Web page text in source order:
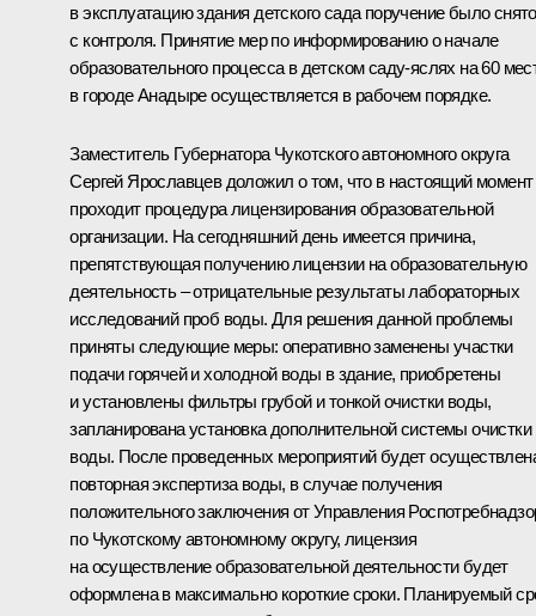
в эксплуатацию здания детского сада поручение было снято
с контроля. Принятие мер по информированию о начале
образовательного процесса в детском саду-яслях на 60
в городе Анадыре осуществляется в рабочем порядке.
Заместитель Губернатора Чукотского автономного округа
Сергей Ярославцев доложил о том, что в настоящий момент
проходит процедура лицензирования образовательной
организации. На сегодняшний день имеется причина,
препятствующая получению лицензии на образовательную
деятельность – отрицательные результаты лабораторных
исследований проб воды. Для решения данной проблемы
приняты следующие меры: оперативно заменены участки
подачи горячей и холодной воды в здание, приобретены
и установлены фильтры грубой и тонкой очистки воды,
запланирована установка дополнительной системы очистки
воды. После проведенных мероприятий будет
повторная экспертиза воды, в случае получения
положительного заключения от Управления
по Чукотскому автономному округу, лицензия
на осуществление образовательной деятельности будет
оформлена в максимально короткие сроки. Планируемый